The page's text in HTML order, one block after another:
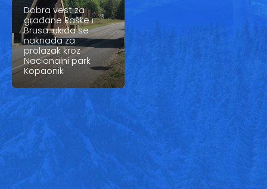
Dobra vest za
građane Raške i
Brusa: ukida se
naknada za
prolazak kroz
Nacionalni park
Kopaonik